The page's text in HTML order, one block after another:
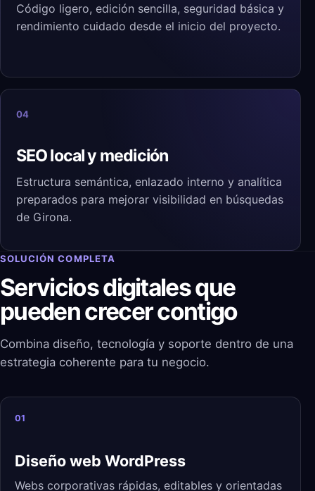
Código ligero, edición sencilla, seguridad básica y
rendimiento cuidado desde el inicio del proyecto.
04
SEO local y medición
Estructura semántica, enlazado interno y analítica
preparados para mejorar visibilidad en búsquedas
de Girona.
SOLUCIÓN COMPLETA
Servicios digitales que
pueden crecer contigo
Combina diseño, tecnología y soporte dentro de una
estrategia coherente para tu negocio.
01
Diseño web WordPress
Webs corporativas rápidas, editables y orientadas